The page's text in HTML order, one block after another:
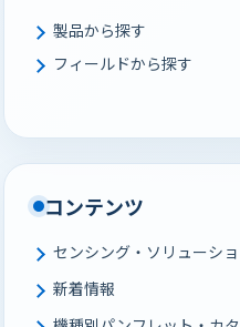
製品から探す
フィールドから探す
コンテンツ
センシング・ソリューシ
新着情報